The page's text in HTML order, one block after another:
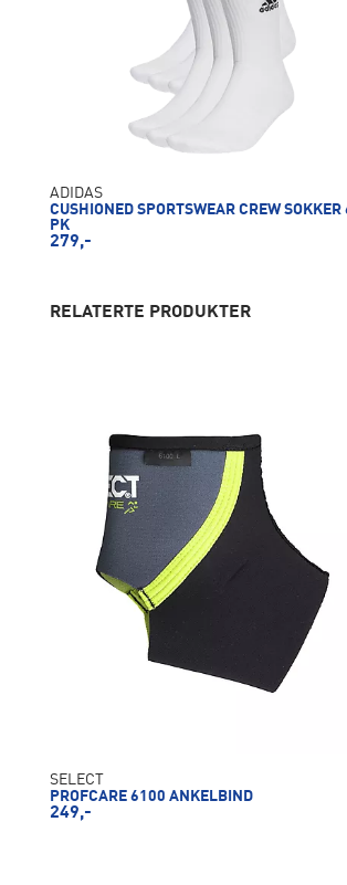
ADIDAS
CUSHIONED SPORTSWEAR CREW SOKKER
PK
279,-
RELATERTE PRODUKTER
SELECT
PROFCARE 6100 ANKELBIND
249,-